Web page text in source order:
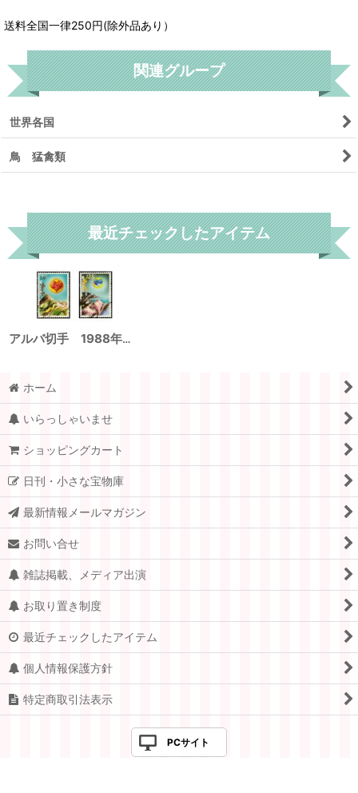
送料全国一律250円(除外品あり）
関連グループ
世界各国
鳥 猛禽類
最近チェックしたアイテム
アルバ切手 1988年 愛 鳥 2種
ホーム
いらっしゃいませ
ショッピングカート
日刊・小さな宝物庫
最新情報メールマガジン
お問い合せ
雑誌掲載、メディア出演
お取り置き制度
最近チェックしたアイテム
個人情報保護方針
特定商取引法表示
PCサイト